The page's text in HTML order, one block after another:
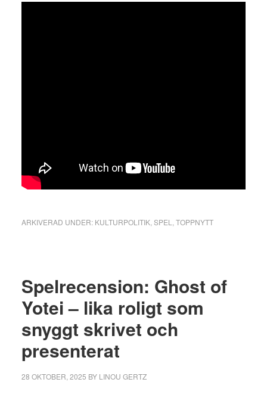
ARKIVERAD UNDER: KULTURPOLITIK, SPEL TOPPNYTT
Spelrecension: Ghost of
Yotei – lika roligt som
snyggt skrivet och
presenterat
28 OKTOBER, 2025 BY LINOU GERTZ